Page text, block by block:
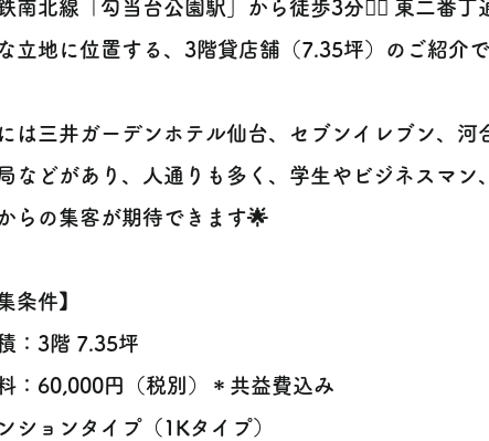
南北線「勾当台公園駅」から徒歩3分🚶‍♀️ 東二番丁
立地に位置する、3階貸店舗（7.35坪）のご紹介で
は三井ガーデンホテル仙台、セブンイレブン、河
などがあり、人通りも多く、学生やビジネスマン
らの集客が期待できます🌟
条件】
：3階 7.35坪
：60,000円（税別）＊共益費込み
ションタイプ（1Kタイプ）